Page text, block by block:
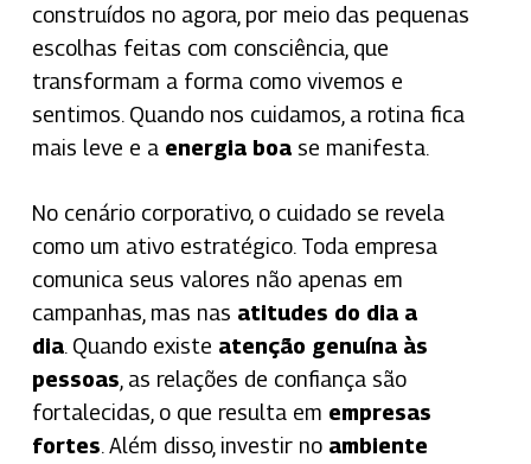
construídos no agora, por meio das pequenas
escolhas feitas com consciência, que
transformam a forma como vivemos e
sentimos. Quando nos cuidamos, a rotina fica
mais leve e a energia boase manifesta.
No cenário corporativo, o cuidado se revela
como um ativo estratégico. Toda empresa
comunica seus valores não apenas em
campanhas, mas nas atitudes do dia a
dia. Quando existe atenção genuína às
pessoas , as relações de confiança são
fortalecidas, o que resulta em empresas
fortes. Além disso, investir no ambiente